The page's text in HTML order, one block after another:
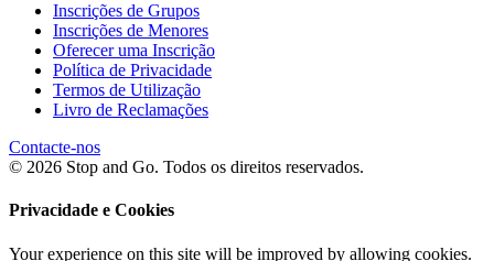
Inscrições de Grupos
Inscrições de Menores
Oferecer uma Inscrição
Política de Privacidade
Termos de Utilização
Livro de Reclamações
Contacte-nos
© 2026 Stop and Go. Todos os direitos reservados.
Privacidade e Cookies
Your experience on this site will be improved by allowing cookies.